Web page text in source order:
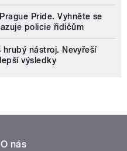
Pride. Vyhněte se
policie řidičům
nástroj. Nevyřeší
výsledky
O nás